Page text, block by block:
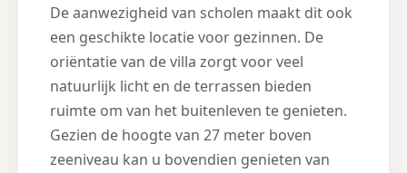
De aanwezigheid van scholen maakt dit ook
een geschikte locatie voor gezinnen. De
oriëntatie van de villa zorgt voor veel
natuurlijk licht en de terrassen bieden
ruimte om van het buitenleven te genieten.
Gezien de hoogte van 27 meter boven
zeeniveau kan u bovendien genieten van